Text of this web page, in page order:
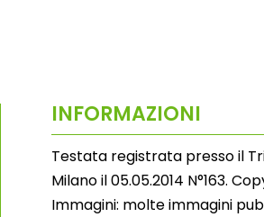
INFORMAZIONI
Testata registrata presso il
Milano il 05.05.2014 N°163.
Immagini: molte immagini